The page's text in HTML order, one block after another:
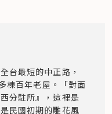
台最短的中正路，
棟百年老屋。「對面
分駐所』，這裡是
民國初期的雕花風